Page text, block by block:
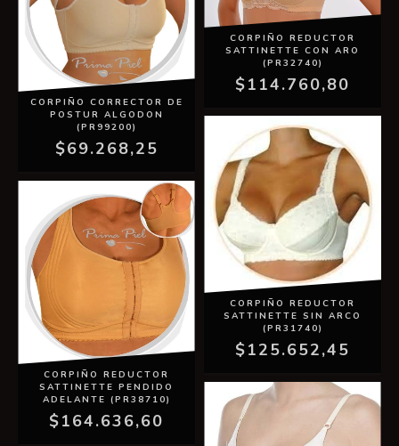
CORPIÑO CORRECTOR DE
POSTUR ALGODON
(PR99200)
$69.268,25
CORPIÑO REDUCTOR
SATTINETTE CON ARO
(PR32740)
$114.760,80
CORPIÑO REDUCTOR
SATTINETTE PENDIDO
ADELANTE (PR38710)
$164.636,60
CORPIÑO REDUCTOR
SATTINETTE SIN ARCO
(PR31740)
$125.652,45